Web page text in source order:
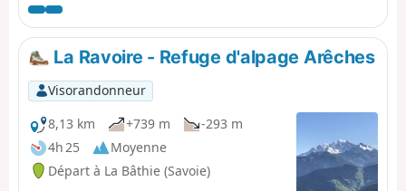
pour rejoindre le Chalet du Plan du Tour.
La Ravoire - Refuge d'alpage Arêches
Visorandonneur
8,13 km
+739 m
-293 m
4h 25
Moyenne
Départ à La Bâthie (Savoie)